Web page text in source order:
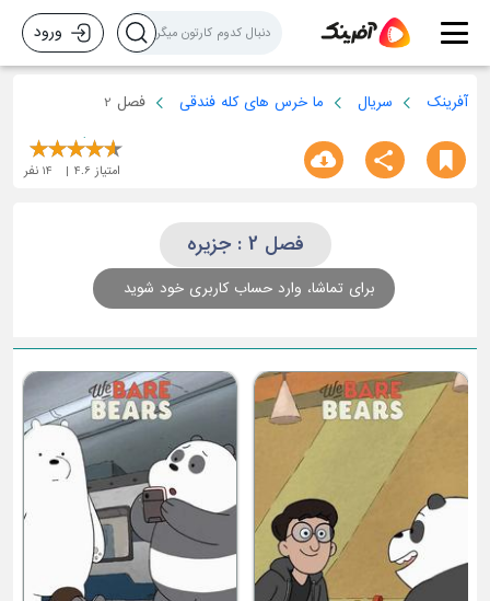
ورود
آفرینک سریال ما خرس های کله فندقی فصل 2
امتیاز 4.6
14 نفر
فصل 2 : جزیره
برای تماشا، وارد حساب کاربری خود شوید